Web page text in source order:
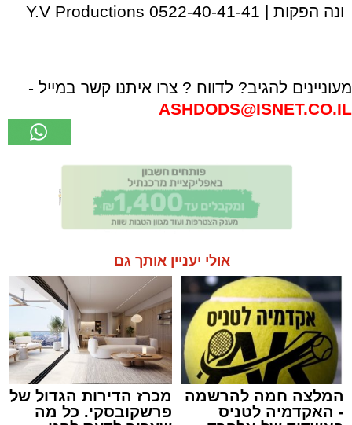
ונה הפקות | Y.V Productions 0522-40-41-41
מעוניינים להגיב? לדווח ? צרו איתנו קשר במייל -
ASHDODS@ISNET.CO.IL
אולי יעניין אותך גם
המלצה חמה להרשמה
- האקדמיה לטניס
מכרז הדירות הגדול של
פרשקובסקי. כל מה